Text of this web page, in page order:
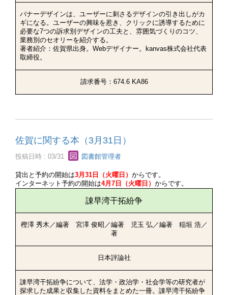
バナーデザインは、ユーザーに刺さるデザインの引き出しがカ
ギになる。ユーザーの興味を惹き、クリックに誘導するために
必要な7つの訴求別デザインの工夫と、雰囲気づくりのコツ、
業務別のセオリーを紹介する。
著者紹介：佐賀県出身。Webデザイナー。kanvas株式会社代表
取締役。
請求番号：674.6 KA86
佐賀に関する本（3月31日）
投稿日時 : 03/31 図書館管理者
貸出と予約の開始は3月31日（火曜日） からです。
インターネット予約の開始は4月7日（火曜日） からです。
諌早湾干拓紛争
樫澤 秀木／編著 宮澤 俊昭／編著 児玉 弘／編著 稲垣 浩／
著
日本評論社
諌早湾干拓紛争について、法学・政治学・社会学等の研究者が
探求した成果と収集した資料をまとめた一冊。諌早湾干拓紛争